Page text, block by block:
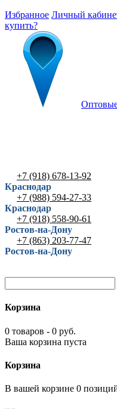
Избранное Личный
купить?
+7 (918) 678-13-92
Краснодар
+7 (988) 594-27-33
Краснодар
+7 (918) 558-90-61
Ростов-на-Дону
+7 (863) 203-77-47
Ростов-на-Дону
Корзина
0 товаров - 0 руб.
Ваша корзина пуста
Корзина
В вашей корзине 0